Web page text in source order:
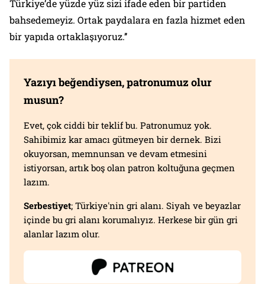
Türkiye’de yüzde yüz sizi ifade eden bir partiden
bahsedemeyiz. Ortak paydalara en fazla hizmet eden
bir yapıda ortaklaşıyoruz.’’
Yazıyı beğendiysen, patronumuz olur
musun?
Evet, çok ciddi bir teklif bu. Patronumuz yok.
Sahibimiz kar amacı gütmeyen bir dernek. Bizi
okuyorsan, memnunsan ve devam etmesini
istiyorsan, artık boş olan patron koltuğuna geçmen
lazım.
Serbestiyet; Türkiye'nin gri alanı. Siyah ve beyazlar
içinde bu gri alanı korumalıyız. Herkese bir gün gri
alanlar lazım olur.